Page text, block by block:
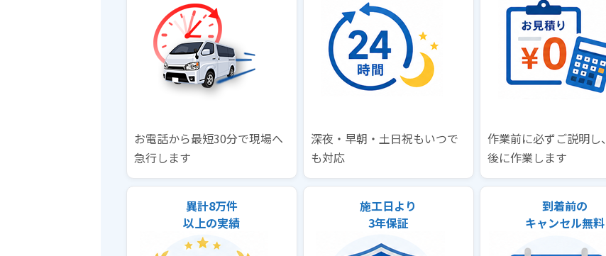
お電話から最短30分で現場へ
急行します
深夜・早朝・土日祝もいつで
も対応
作業前に必ずご説明し
後に作業します
異計8万件
以上の実績
施工日より
3年保証
到着前の
キャンセル無料